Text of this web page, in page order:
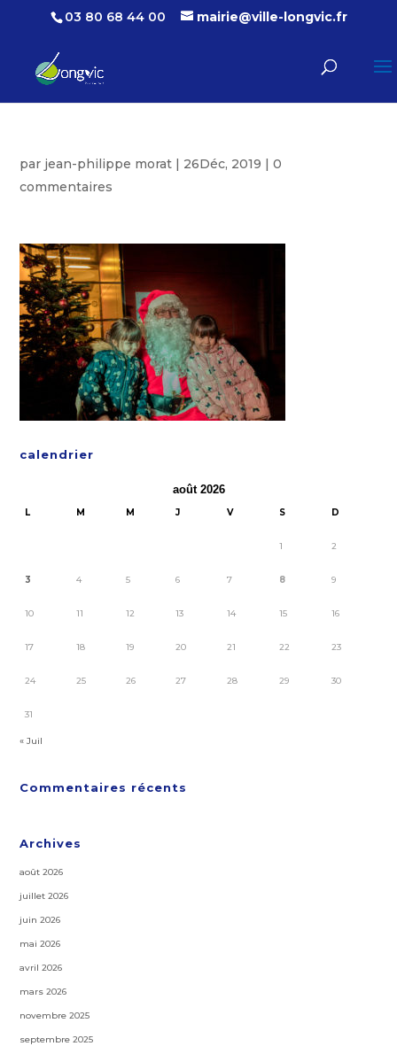
03 80 68 44 00 mairie@ville-longvic.fr
par jean-philippe morat | 26Déc, 2019 |0
commentaires
calendrier
août 2026
L M M J V S D
1 2
3 4 5 6 7 8 9
10 11 12 13 14 15 16
17 18 19 20 21 22 23
24 25 26 27 28 29 30
31
« Juil
Commentaires récents
Archives
août 2026
juillet 2026
juin 2026
mai 2026
avril 2026
mars 2026
novembre 2025
septembre 2025